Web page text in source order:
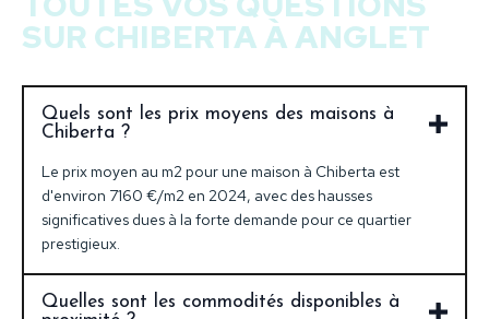
SUR CHIBERTA À ANGLET
Quels sont les prix moyens des maisons à
Chiberta ?
Le prix moyen au m2 pour une maison à Chiberta est
d'environ 7160 €/m2 en 2024, avec des hausses
significatives dues à la forte demande pour ce quartier
prestigieux.
Quelles sont les commodités disponibles à